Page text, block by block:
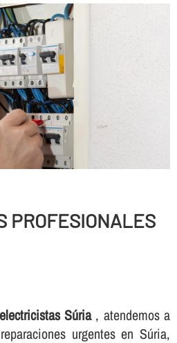
PROFESIONALES
electricistas Súria, atendemos a
urgentes en Súria,